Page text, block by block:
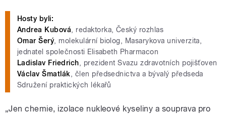
Hosty byli:
Andrea Kubová , redaktorka, Český rozhlas
Omar Šerý , molekulární biolog, Masarykova univerzita,
jednatel společnosti Elisabeth Pharmacon
Ladislav Friedrich , prezident Svazu zdravotních pojišťoven
Václav Šmatlák
, člen předsednictva a bývalý předseda
Sdružení praktických lékařů
„Jen chemie, izolace nukleové kyseliny a souprava pro